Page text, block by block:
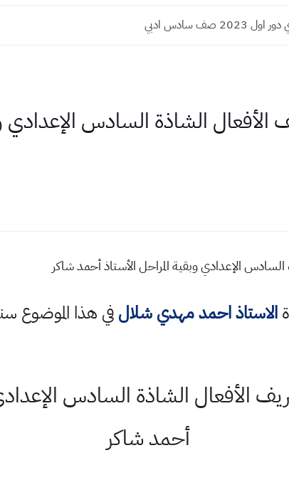
صف سادس ادبي
الشاذة السادس الإعدادي
الإعدادي وبقية المراحل الأستاذ أحمد شاكر
الاستاذ احمد مهدي شلالفي هذا الموضوع
الشاذة السادس الإعدادي
أحمد شاكر